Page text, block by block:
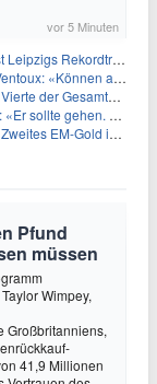
vor 5 Minuten
Rekordtransfer
alles schaffen»
der Gesamtwertung
sollte gehen. Jetzt»
EM-Gold in Paris
Pfund
müssen
Wimpey,
Großbritanniens,
41,9 Millionen